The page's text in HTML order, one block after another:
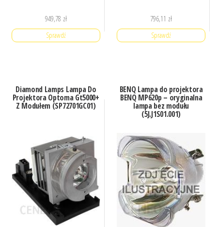
949,78 zł
Sprawdź
796,11 zł
Sprawdź
Diamond Lamps Lampa Do
Projektora Optoma Gt5000+
Z Modułem (SP72701GC01)
BENQ Lampa do projektora
BENQ MP620p – oryginalna
lampa bez modułu
(5J.J1S01.001)